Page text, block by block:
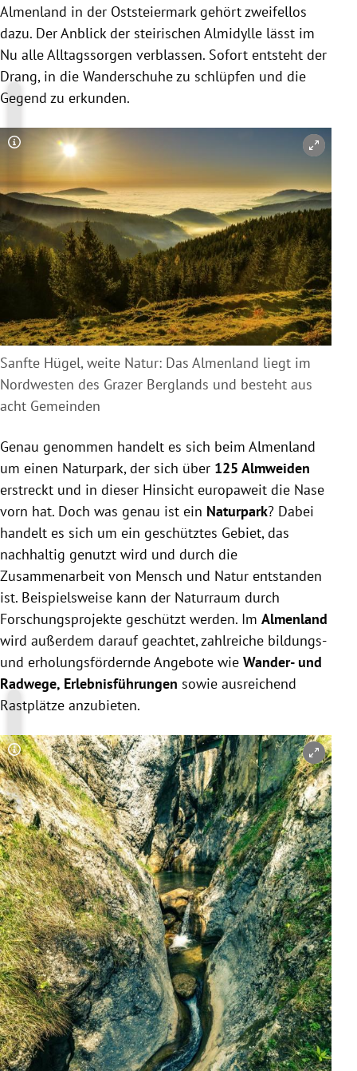
Almenland in der Oststeiermark gehört zweifellos
dazu. Der Anblick der steirischen Almidylle lässt im
Nu alle Alltagssorgen verblassen. Sofort entsteht der
Drang, in die Wanderschuhe zu schlüpfen und die
Gegend zu erkunden.
Copyright-Hinweis öffnen/schließen
Sanfte Hügel, weite Natur: Das Almenland liegt im
Nordwesten des Grazer Berglands und besteht aus
acht Gemeinden
Genau genommen handelt es sich beim Almenland
um einen Naturpark, der sich über 125 Almweiden
erstreckt und in dieser Hinsicht europaweit die Nase
vorn hat. Doch was genau ist ein Naturpark? Dabei
handelt es sich um ein geschütztes Gebiet, das
nachhaltig genutzt wird und durch die
Zusammenarbeit von Mensch und Natur entstanden
ist. Beispielsweise kann der Naturraum durch
Forschungsprojekte geschützt werden. Im Almenland
wird außerdem darauf geachtet, zahlreiche bildungs-
und erholungsfördernde Angebote wie Wander- und
Radwege, Erlebnisführungen sowie ausreichend
Rastplätze anzubieten.
Copyright-Hinweis öffnen/schließen